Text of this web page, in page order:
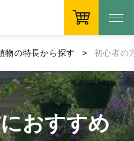
物の特長から探す 初心者の
おすすめ